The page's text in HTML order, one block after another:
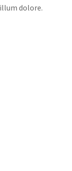
dolore.